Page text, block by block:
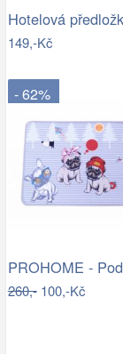
149,-Kč
- 62%
260,-100,-Kč